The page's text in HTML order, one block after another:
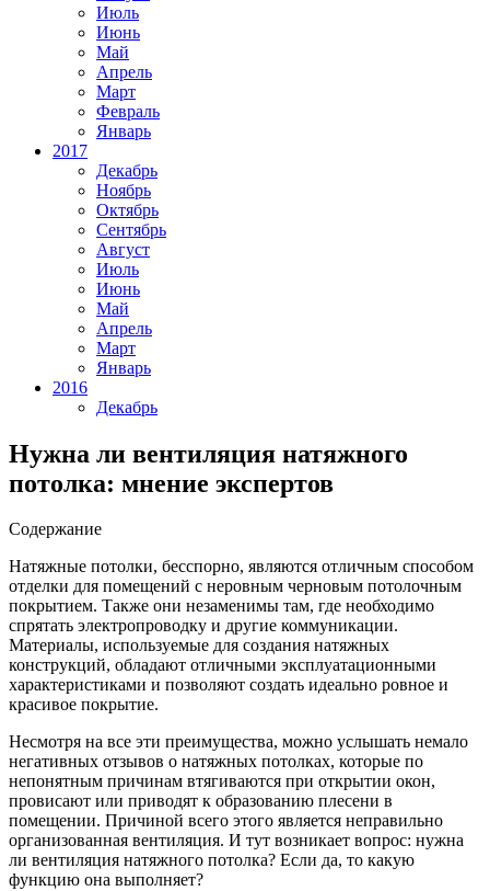
Июль
Июнь
Май
Апрель
Март
Февраль
Январь
2017
Декабрь
Ноябрь
Октябрь
Сентябрь
Август
Июль
Июнь
Май
Апрель
Март
Январь
2016
Декабрь
Нужна ли вентиляция натяжного
потолка: мнение экспертов
Содержание
Натяжные потолки, бесспорно, являются отличным способом
отделки для помещений с неровным черновым потолочным
покрытием. Также они незаменимы там, где необходимо
спрятать электропроводку и другие коммуникации.
Материалы, используемые для создания натяжных
конструкций, обладают отличными эксплуатационными
характеристиками и позволяют создать идеально ровное и
красивое покрытие.
Несмотря на все эти преимущества, можно услышать немало
негативных отзывов о натяжных потолках, которые по
непонятным причинам втягиваются при открытии окон,
провисают или приводят к образованию плесени в
помещении. Причиной всего этого является неправильно
организованная вентиляция. И тут возникает вопрос: нужна
ли вентиляция натяжного потолка? Если да, то какую
функцию она выполняет?